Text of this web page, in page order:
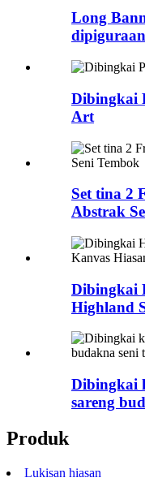
Long
Dibingkai
Art
Set tina 2
Abstrak
Dibingkai
Highland
Dibingkai
sareng
Produk
Lukisan hiasan